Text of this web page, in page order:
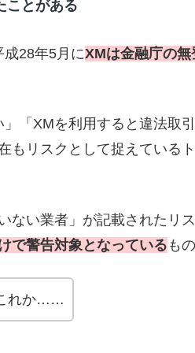
ことがある
28年5月にXMは金融庁の
「XMを利用すると違法取
もリスクとして捉えている
ない業者」が記載されたリ
で警告対象となっているも
れか……